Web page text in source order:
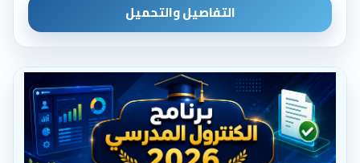
التفاصيل والتحميل